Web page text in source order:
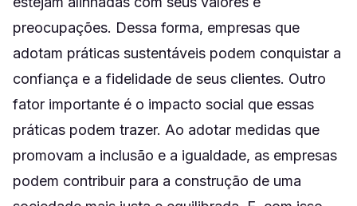
preocupações. Dessa forma, empresas que
adotam práticas sustentáveis podem conquistar a
confiança e a fidelidade de seus clientes. Outro
fator importante é o impacto social que essas
práticas podem trazer. Ao adotar medidas que
promovam a inclusão e a igualdade, as empresas
podem contribuir para a construção de uma